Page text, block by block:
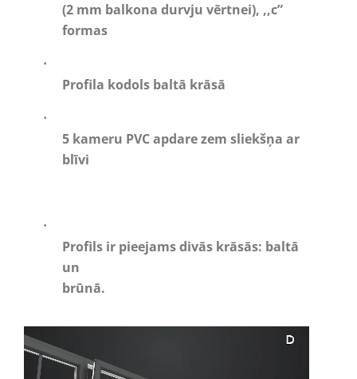
(2 mm balkona durvju vērtnei), ,,c”
formas
·
Profila kodols baltā krāsā
·
5 kameru PVC apdare zem sliekšņa ar
blīvi
·
Profils ir pieejams divās krāsās: baltā
un
brūnā.